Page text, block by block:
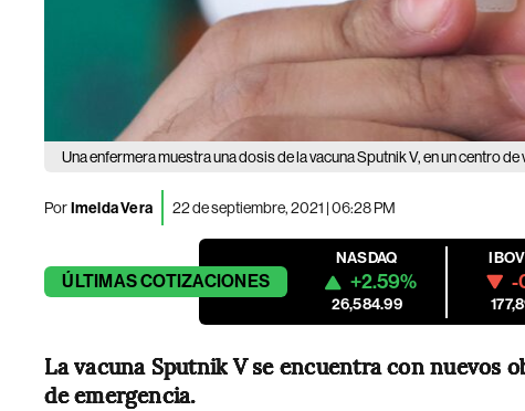
Una enfermera muestra una dosis de la vacuna Sputnik V, en un centro
PorImelda Vera 22 de septiembre, 2021 | 06:28 PM
ÚLTIMASCOTIZACIONES
NASDAQ
+2.59%
26,584.99
-
La vacuna Sputnik V se encuentra con nuevos
de emergencia.